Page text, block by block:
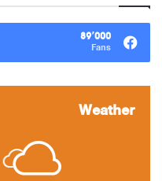
89٬000
Fans
Weather